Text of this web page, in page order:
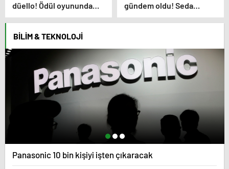
düello! Ödül oyununda
yarışmacılar zor anlar
gündem oldu! Seda
SayanSafiye Soyman’ın
BILIM & TEKNOLOJI
Panasonic 10 bin kişiyi işten çıkaracak